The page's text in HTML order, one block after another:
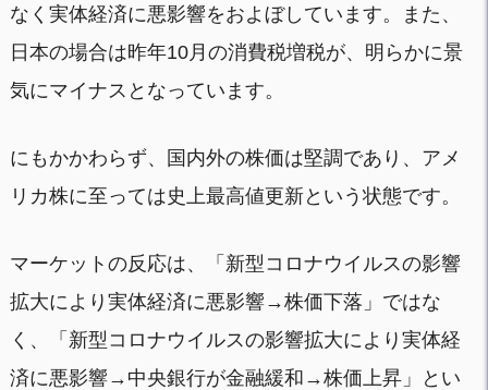
なく実体経済に悪影響をおよぼしています。また、
日本の場合は昨年10月の消費税増税が、明らかに景
気にマイナスとなっています。
にもかかわらず、国内外の株価は堅調であり、アメ
リカ株に至っては史上最高値更新という状態です。
マーケットの反応は、「新型コロナウイルスの影響
拡大により実体経済に悪影響→株価下落」ではな
く、「新型コロナウイルスの影響拡大により実体経
済に悪影響→中央銀行が金融緩和→株価上昇」とい